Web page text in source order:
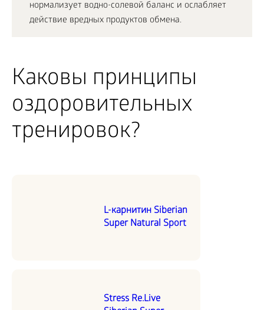
нормализует водно-солевой баланс и ослабляет
действие вредных продуктов обмена.
Каковы принципы
оздоровительных
тренировок?
L-карнитин Siberian
Super Natural Sport
Stress Re.Live